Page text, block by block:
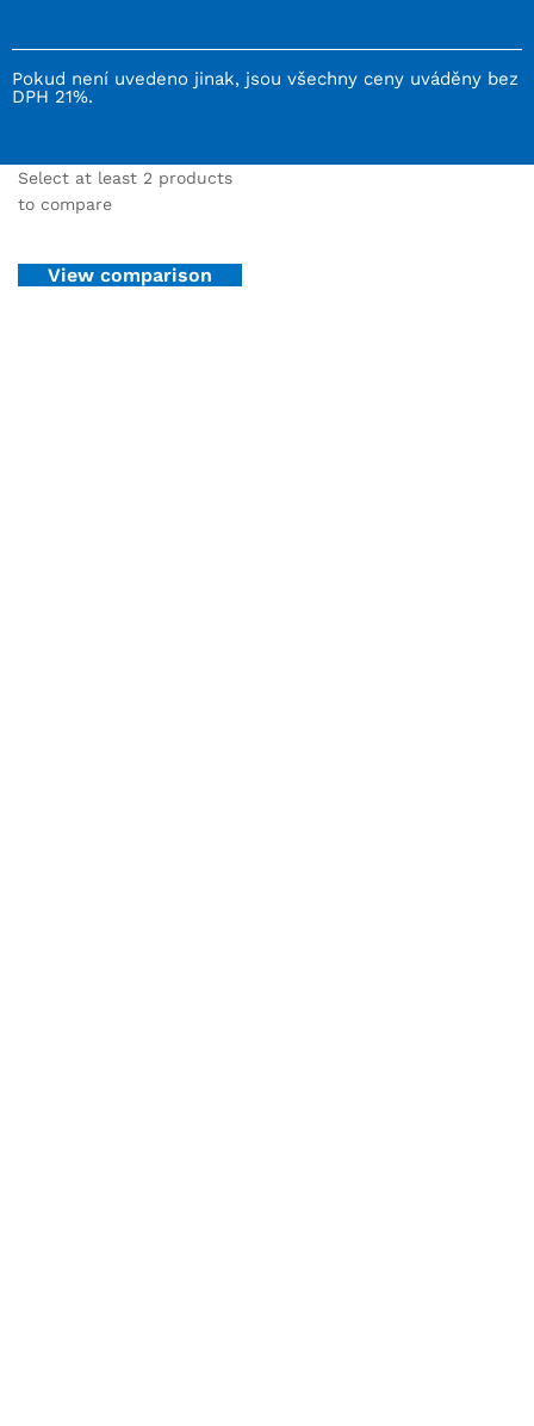
Pokud není uvedeno jinak, jsou všechny ceny uváděny bez
DPH 21%.
Select at least 2 products
to compare
View comparison